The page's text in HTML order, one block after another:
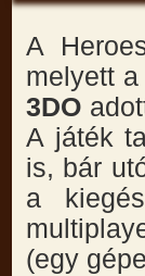
A
melyett a
3DO
A játék
is, bár
a
(egy